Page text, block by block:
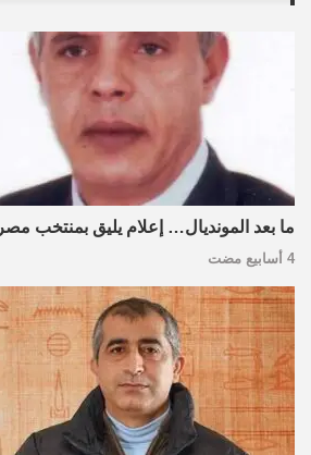
ما بعد المونديال… إعلام يليق بمنتخب مصر
4 أسابيع مضت